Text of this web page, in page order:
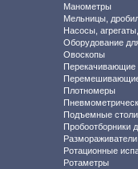
Манометры
Мельницы,
Насосы,
Оборудование
Овоскопы
Перекачивающие
Плотномеры
Подъемные
Пробоотборники
Размораживатели
Ротационные
Ротаметры